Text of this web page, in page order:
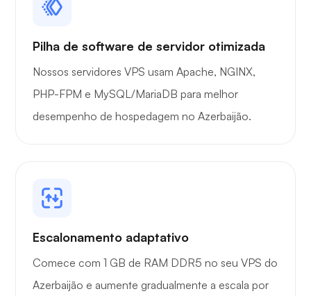
Grafana
Pilha de software de servidor otimizada
Nossos servidores VPS usam Apache, NGINX,
PHP-FPM e MySQL/MariaDB para melhor
desempenho de hospedagem no Azerbaijão.
Escalonamento adaptativo
Comece com 1 GB de RAM DDR5 no seu VPS do
Azerbaijão e aumente gradualmente a escala por